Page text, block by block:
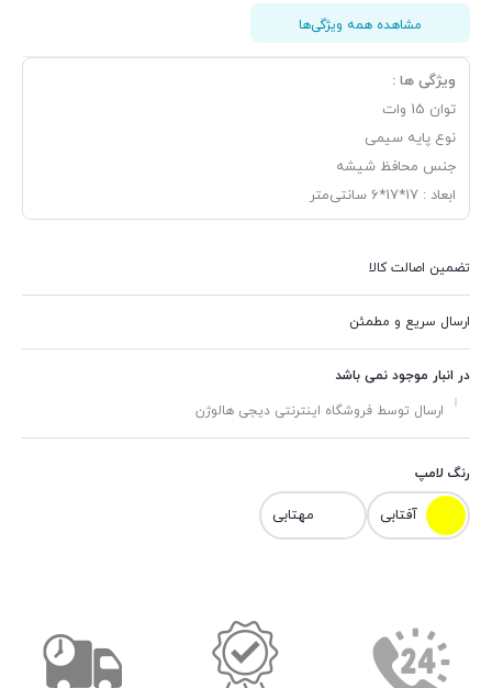
مشاهده همه ویژگی‌ها
ویژگی ها :
توان 15 وات
نوع پایه سیمی
جنس محافظ شیشه
ابعاد : 17*17*6 سانتی‌متر
تضمین اصالت کالا
ارسال سریع و مطمئن
در انبار موجود نمی باشد
ارسال توسط فروشگاه اینترنتی دیجی هالوژن
رنگ لامپ
آفتابی مهتابی